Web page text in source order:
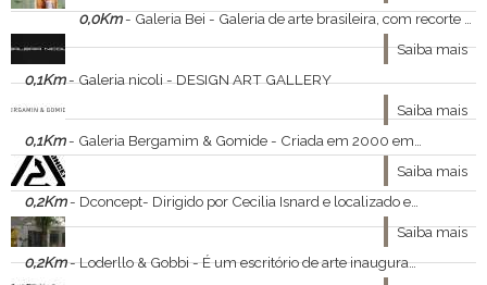
0,0Km- Galeria Bei - Galeria de arte brasileira, com recorte principal no Brasil Modernista e Popular.
Saiba mais
0,1Km- Galeria nicoli - DESIGN ART GALLERY
Saiba mais
0,1Km- Galeria Bergamim & Gomide - Criada em 2000 em São Paulo por Jones Bergamin, diretor da Bolsa de Arte do Rio de Janeiro, a Galeria Bergamin serviu por muitos anos como uma extensão da tradicional casa de leilões carioca.
Saiba mais
0,2Km- Dconcept- Dirigido por Cecilia Isnard e localizado em vila projetada por Flávio de Carvalho, nos Jardins, o escritório mantém em acervo obras de Adriana Coppio, Catherine Ferraz, Cecilia Dequech, Clarice Gonçalves, Daniella Liu Herzog, Dione Veiga, Felipe Oliveira
Saiba mais
0,2Km- Loderllo & Gobbi - É um escritório de arte inaugurado em 2005.